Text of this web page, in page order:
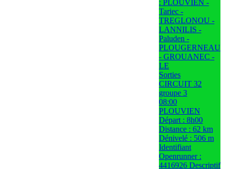
: PLOUVIEN -
Tariec -
TREGLONOU -
LANNILIS -
Paluden -
PLOUGERNEAU
- GROUANEC -
LE
Sorties
CIRCUIT 32
groupe 3
08:00
PLOUVIEN
Départ : 8h00
Distance : 62 km
Dénivelé : 506 m
Identifiant
Openrunner :
4416926 Descriptif